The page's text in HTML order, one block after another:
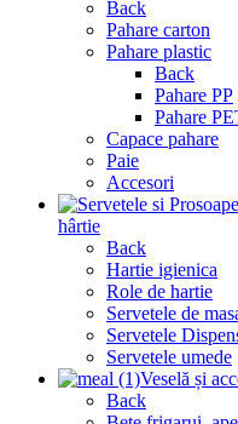
Back
Pahare carton
Pahare plastic
Back
Pahare PP
Pahare
Capace pahare
Paie
Accesori
hârtie
Back
Hartie igienica
Role de hartie
Servetele de
Servetele
Servetele umede
Veselă și
Back